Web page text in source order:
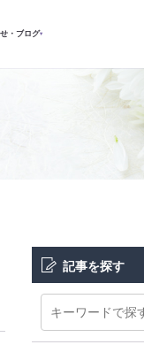
・ブログ▾
記事を探す